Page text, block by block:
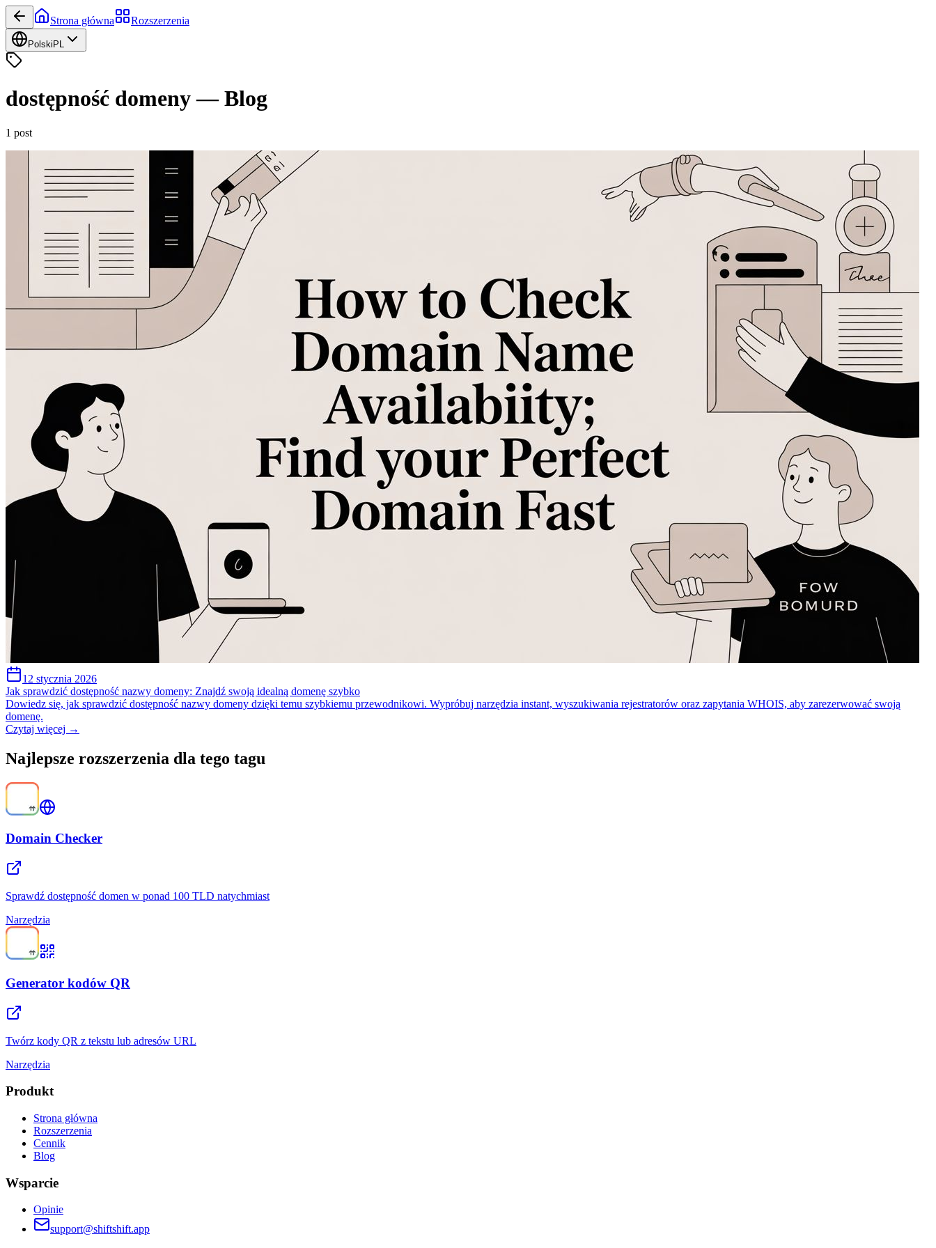
Strona główna Rozszerzenia
Polski PL
dostępność domeny—Blog
1 post
12 stycznia 2026
Jak sprawdzić dostępność nazwy domeny: Znajdź swoją idealną domenę szybko
Dowiedz się, jak sprawdzić dostępność nazwy domeny dzięki temu szybkiemu przewodnikowi. Wypróbuj narzędzia instant, wyszukiwania rejestratorów oraz zapytania WHOIS, aby zarezerwować swoją
domenę.
Czytaj więcej →
Najlepsze rozszerzenia dla tego tagu
Domain Checker
Sprawdź dostępność domen w ponad 100 TLD natychmiast
Narzędzia
Generator kodów QR
Twórz kody QR z tekstu lub adresów URL
Narzędzia
Produkt
Strona główna
Rozszerzenia
Cennik
Blog
Wsparcie
Opinie
support@shiftshift.app